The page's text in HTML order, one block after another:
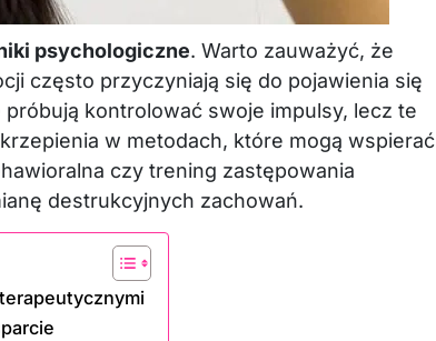
psychologiczne. Warto zauważyć, że
często przyczyniają się do pojawienia się
kontrolować swoje impulsy, lecz te
w metodach, które mogą wspierać
czy trening zastępowania
destrukcyjnych zachowań.